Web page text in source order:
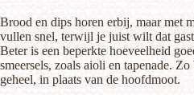
Brood en dips horen erbij, maar met
vullen snel, terwijl je juist wilt dat
Beter is een beperkte hoeveelheid
smeersels, zoals aioli en tapenade.
geheel, in plaats van de hoofdmoot.